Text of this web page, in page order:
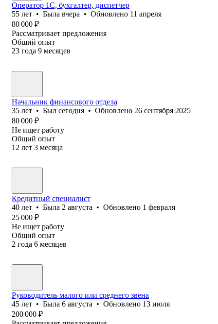
Оператор 1С, бухгалтер, диспетчер
55 лет • Была вчера • Обновлено 11 апреля
80 000 ₽
Рассматривает предложения
Общий опыт
23 года 9 месяцев
Начальник финансового отдела
35 лет • Был сегодня • Обновлено 26 сентября 2025
80 000 ₽
Не ищет работу
Общий опыт
12 лет 3 месяца
Кредитный специалист
40 лет • Была 2 августа • Обновлено 1 февраля
25 000 ₽
Не ищет работу
Общий опыт
2 года 6 месяцев
Руководитель малого или среднего звена
45 лет • Была 6 августа • Обновлено 13 июля
200 000 ₽